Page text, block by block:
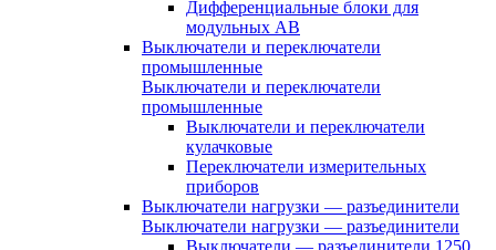
Дифференциальные блоки для
модульных АВ
Выключатели и переключатели
промышленные
Выключатели и переключатели
промышленные
Выключатели и переключатели
кулачковые
Переключатели измерительных
приборов
Выключатели нагрузки — разъединители
Выключатели нагрузки — разъединители
Выключатели — разъединители 1250